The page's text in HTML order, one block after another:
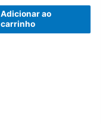
Adicionar ao
carrinho